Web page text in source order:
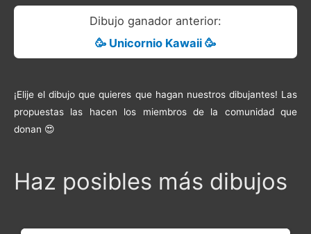
Dibujo ganador anterior:
🥳 Unicornio Kawaii 🥳
¡Elije el dibujo que quieres que hagan nuestros dibujantes! Las
propuestas las hacen los miembros de la comunidad que
donan 😍
Haz posibles más dibujos